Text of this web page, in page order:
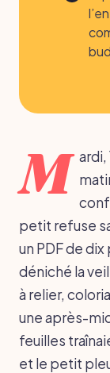
M
petit refuse
un PDF de
déniché la
à relier,
une après-
feuilles
et le petit